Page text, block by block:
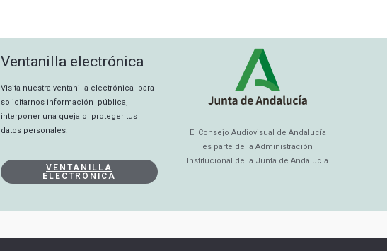
Ventanilla electrónica
Visita nuestra ventanilla electrónica para
solicitarnos información pública,
interponer una queja o proteger tus
datos personales.
VENTANILLA
ELECTRÓNICA
El Consejo Audiovisual de Andalucía
es parte de la Administración
Institucional de la Junta de Andalucía